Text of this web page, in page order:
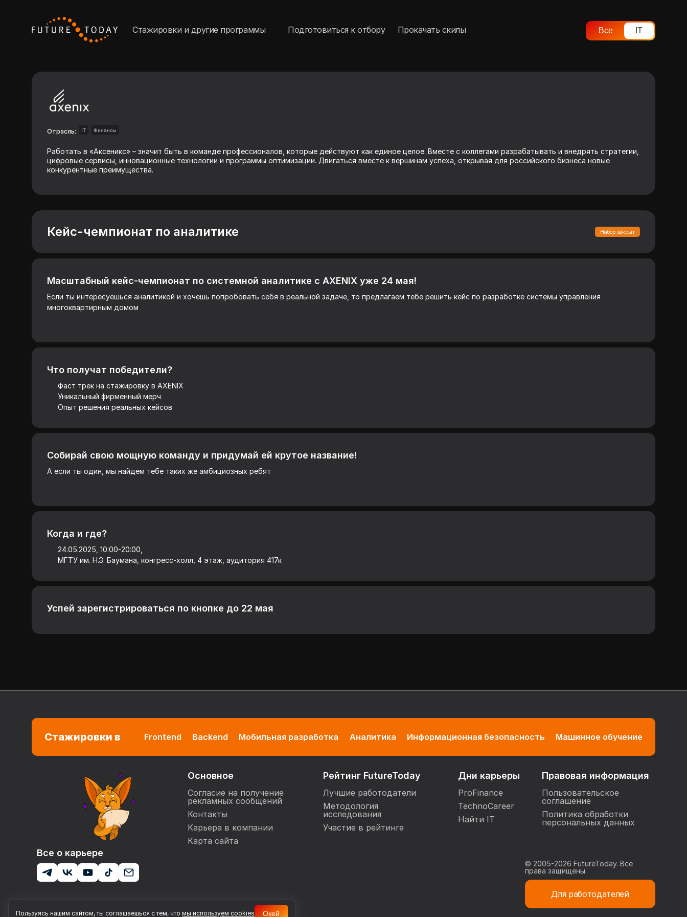
Пользуясь нашим сайтом, ты соглашаешься с тем, что мы используем cookies Окей
Стажировки и другие программы Подготовиться к отбору Прокачать скилы Все IT
Отрасль: IT Финансы
Работать в «Аксеникс» – значит быть в команде профессионалов, которые действуют как единое целое. Вместе с коллегами разрабатывать и внедрять стратегии,
цифровые сервисы, инновационные технологии и программы оптимизации. Двигаться вместе к вершинам успеха, открывая для российского бизнеса новые
конкурентные преимущества.
Кейс-чемпионат по аналитике Набор закрыт
Масштабный кейс-чемпионат по системной аналитике с AXENIX уже 24 мая!
Если ты интересуешься аналитикой и хочешь попробовать себя в реальной задаче, то предлагаем тебе решить кейс по разработке системы управления
многоквартирным домом
Что получат победители?
Фаст трек на стажировку в AXENIX
Уникальный фирменный мерч
Опыт решения реальных кейсов
Собирай свою мощную команду и придумай ей крутое название!
А если ты один, мы найдем тебе таких же амбициозных ребят
Когда и где?
24.05.2025, 10:00-20:00,
МГТУ им. Н.Э. Баумана, конгресс-холл, 4 этаж, аудитория 417к
Успей зарегистрироваться по кнопке до 22 мая
Стажировки в Frontend Backend Мобильная разработка Аналитика Информационная безопасность Машинное обучение
Все о карьере
Основное
Согласие на получение
рекламных сообщений
Контакты
Карьера в компании
Карта сайта
Рейтинг FutureToday
Лучшие работодатели
Методология
исследования
Участие в рейтинге
Дни карьеры
ProFinance
TechnoCareer
Найти IT
Правовая информация
Пользовательское
соглашение
Политика обработки
персональных данных
© 2005-2026 FutureToday. Все
права защищены.
Для работодателей